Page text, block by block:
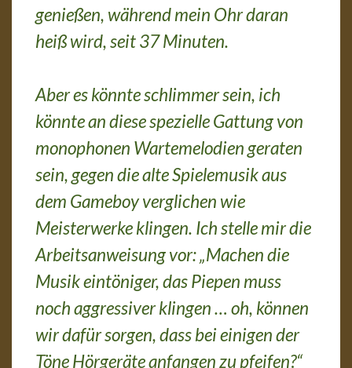
genießen, während mein Ohr daran
heiß wird, seit 37 Minuten.
Aber es könnte schlimmer sein, ich
könnte an diese spezielle Gattung von
monophonen Wartemelodien geraten
sein, gegen die alte Spielemusik aus
dem Gameboy verglichen wie
Meisterwerke klingen. Ich stelle mir die
Arbeitsanweisung vor: „Machen die
Musik eintöniger, das Piepen muss
noch aggressiver klingen … oh, können
wir dafür sorgen, dass bei einigen der
Töne Hörgeräte anfangen zu pfeifen?“